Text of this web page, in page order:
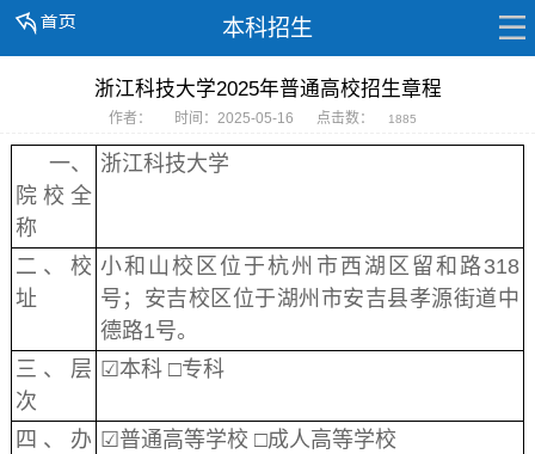
本科招生
浙江科技大学2025年普通高校招生章程
作者： 时间：2025-05-16 点击数： 1885
一、
院校全
称
浙江科技大学
二、校
址
小和山校区位于杭州市西湖区留和路318
号；安吉校区位于湖州市安吉县孝源街道中
德路1号。
三、层
次
☑本科 □专科
四、办 ☑普通高等学校 □成人高等学校